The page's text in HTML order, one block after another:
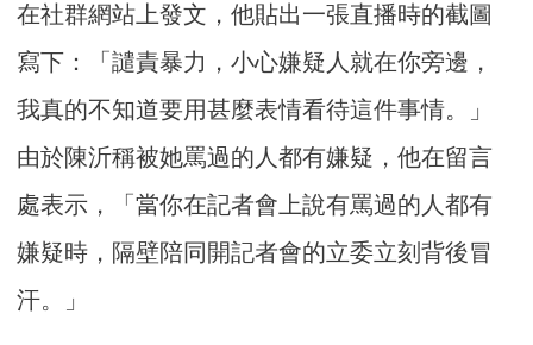
在社群網站上發文，他貼出一張直播時的截圖
寫下：「譴責暴力，小心嫌疑人就在你旁邊，
我真的不知道要用甚麼表情看待這件事情。」
由於陳沂稱被她罵過的人都有嫌疑，他在留言
處表示，「當你在記者會上說有罵過的人都有
嫌疑時，隔壁陪同開記者會的立委立刻背後冒
汗。」